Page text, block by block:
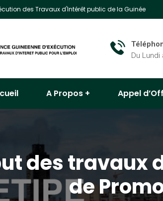
des Travaux d'Intérêt public de la Guinée
Du Lundi
A Propos Appel
des travaux
de